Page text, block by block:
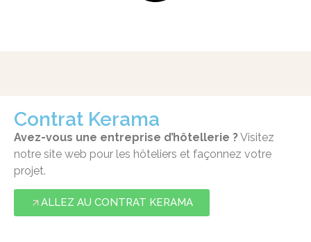
Contrat Kerama
Avez-vous une entreprise d’hôtellerie ? Visitez
notre site web pour les hôteliers et façonnez votre
projet.
ALLEZ AU CONTRAT KERAMA